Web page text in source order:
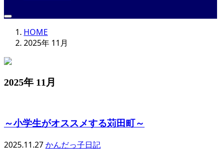
HOME
2025年 11月
2025年 11月
～小学生がオススメする苅田町～
2025.11.27かんだっ子日記